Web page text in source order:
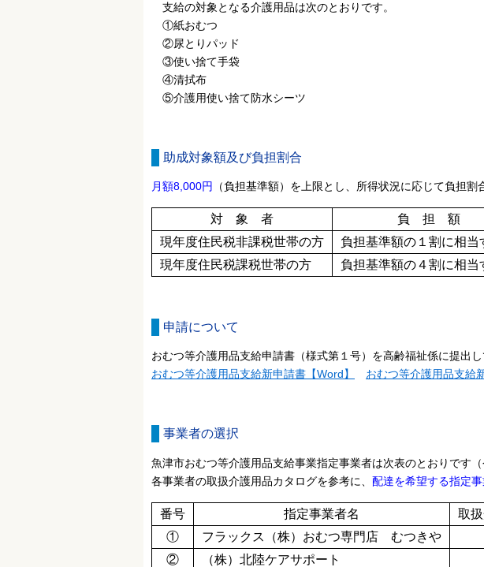
支給の対象となる介護用品は次のとおりです。
①紙おむつ
②尿とりパッド
③使い捨て手袋
④清拭布
⑤介護用使い捨て防水シーツ
助成対象額及び負担割合
月額8,000円 （負担基準額）を上限とし、所得状況に応じて負担割
対 象 者
負 担 額
現年度住民税非課税世帯の方
負担基準額の１割に相当
現年度住民税課税世帯の方
負担基準額の４割に相当
申請について
おむつ等介護用品支給申請書（様式第１号）を高齢福祉係に提出し
おむつ等介護用品支給新申請書【Word】
おむつ等介護用品支給
事業者の選択
魚津市おむつ等介護用品支給事業指定事業者は次表のとおりです（
各事業者の取扱介護用品カタログを参考に、 配達を希望する指定
番号 指定事業者名
取
①
フラックス（株）おむつ専門店 むつきや
②
（株）北陸ケアサポート